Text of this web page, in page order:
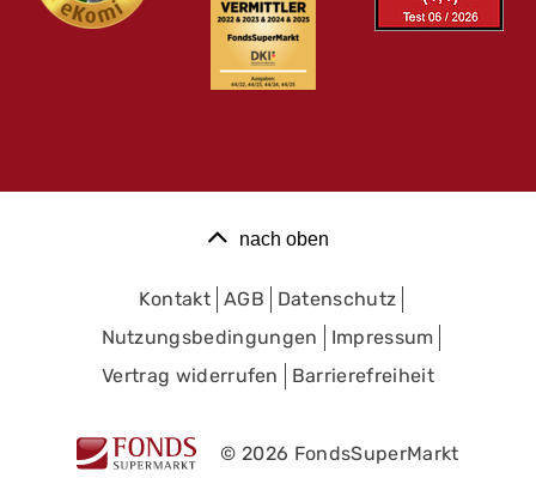
nach oben
Kontakt AGB
Datenschutz
Nutzungsbedingungen
Impressum
Vertrag widerrufen
Barrierefreiheit
© 2026 FondsSuperMarkt